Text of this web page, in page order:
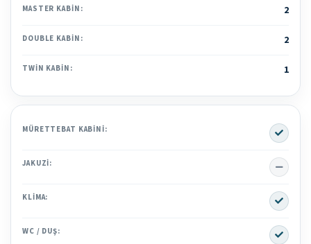
MASTER KABIN: 2
DOUBLE KABIN: 2
TWIN KABIN: 1
MÜRETTEBAT KABINI: Yes
JAKUZI: No
KLIMA: Yes
WC / DUŞ: Yes